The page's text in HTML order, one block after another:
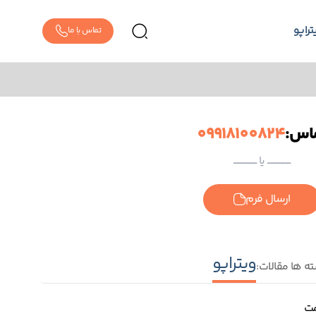
تماس با ما
09918100824
ــــــــــــــــــــــــ یا ــــــــــــــــــــــــ
ارسال فرم
ها مقالات:ویتراپو